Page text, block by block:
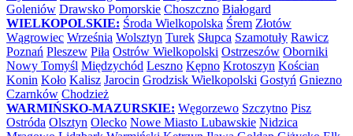
Goleniów Drawsko Pomorskie Choszczno Białogard
WIELKOPOLSKIE: Środa Wielkopolska Śrem Złotów
Wągrowiec Września Wolsztyn Turek Słupca Szamotuły Rawicz
Poznań Pleszew Piła Ostrów Wielkopolski Ostrzeszów Oborniki
Nowy Tomyśl Międzychód Leszno Kępno Krotoszyn Kościan
Konin Koło Kalisz Jarocin Grodzisk Wielkopolski Gostyń Gniezno
Czarnków Chodzież
WARMIŃSKO-MAZURSKIE: Węgorzewo Szczytno Pisz
Ostróda Olsztyn Olecko Nowe Miasto Lubawskie Nidzica